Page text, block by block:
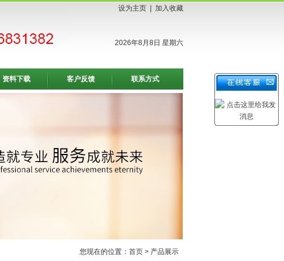
设为主页 加入收藏
2026年8月8日 星期六
资料下载 客户反馈 联系方式
您现在的位置： 首页 > 产品展示